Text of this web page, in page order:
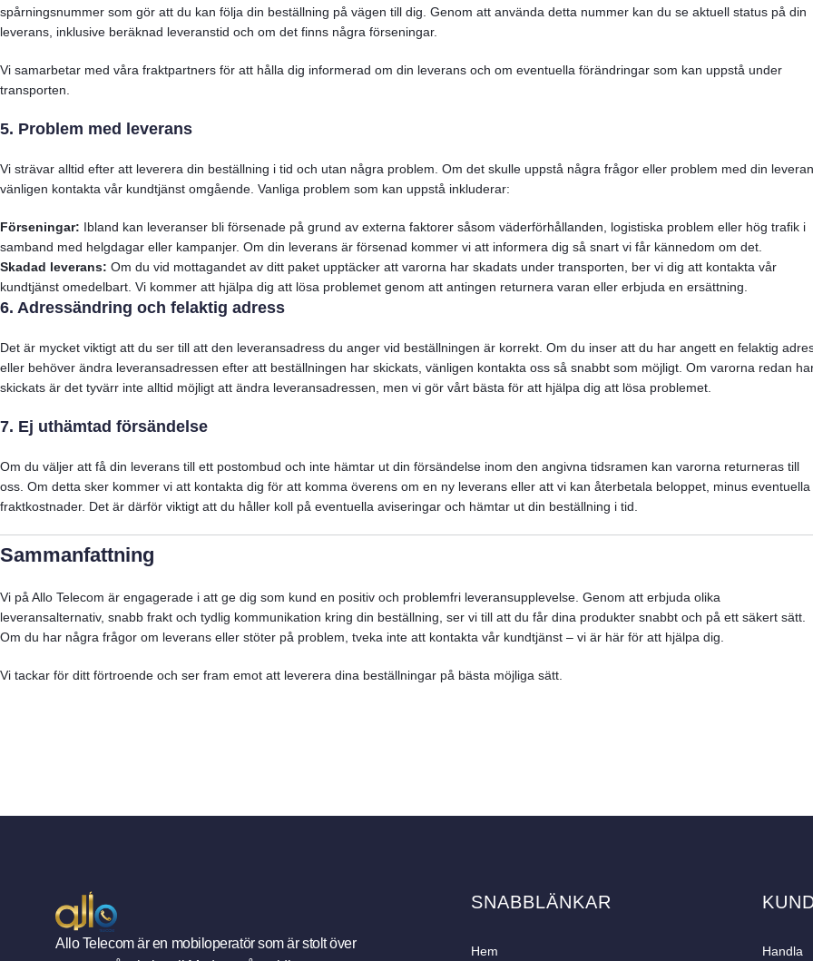
spårningsnummer som gör att du kan följa din beställning på vägen till dig. Genom att använda detta nummer kan du se aktuell status på din
leverans, inklusive beräknad leveranstid och om det finns några förseningar.
Vi samarbetar med våra fraktpartners för att hålla dig informerad om din leverans och om eventuella förändringar som kan uppstå under
transporten.
5. Problem med leverans
Vi strävar alltid efter att leverera din beställning i tid och utan några problem. Om det skulle uppstå några frågor eller problem med din
vänligen kontakta vår kundtjänst omgående. Vanliga problem som kan uppstå inkluderar:
Förseningar: Ibland kan leveranser bli försenade på grund av externa faktorer såsom väderförhållanden, logistiska problem eller hög trafik i
samband med helgdagar eller kampanjer. Om din leverans är försenad kommer vi att informera dig så snart vi får kännedom om det.
Skadad leverans: Om du vid mottagandet av ditt paket upptäcker att varorna har skadats under transporten, ber vi dig att kontakta vår
kundtjänst omedelbart. Vi kommer att hjälpa dig att lösa problemet genom att antingen returnera varan eller erbjuda en ersättning.
6. Adressändring och felaktig adress
Det är mycket viktigt att du ser till att den leveransadress du anger vid beställningen är korrekt. Om du inser att du har angett en felaktig
eller behöver ändra leveransadressen efter att beställningen har skickats, vänligen kontakta oss så snabbt som möjligt. Om varorna redan
skickats är det tyvärr inte alltid möjligt att ändra leveransadressen, men vi gör vårt bästa för att hjälpa dig att lösa problemet.
7. Ej uthämtad försändelse
Om du väljer att få din leverans till ett postombud och inte hämtar ut din försändelse inom den angivna tidsramen kan varorna returneras till
oss. Om detta sker kommer vi att kontakta dig för att komma överens om en ny leverans eller att vi kan återbetala beloppet, minus eventuella
fraktkostnader. Det är därför viktigt att du håller koll på eventuella aviseringar och hämtar ut din beställning i tid.
Sammanfattning
Vi på Allo Telecom är engagerade i att ge dig som kund en positiv och problemfri leveransupplevelse. Genom att erbjuda olika
leveransalternativ, snabb frakt och tydlig kommunikation kring din beställning, ser vi till att du får dina produkter snabbt och på ett säkert sätt.
Om du har några frågor om leverans eller stöter på problem, tveka inte att kontakta vår kundtjänst – vi är här för att hjälpa dig.
Vi tackar för ditt förtroende och ser fram emot att leverera dina beställningar på bästa möjliga sätt.
Allo Telecom är en mobiloperatör som är stolt över
SNABBLÄNKAR
Hem Handla